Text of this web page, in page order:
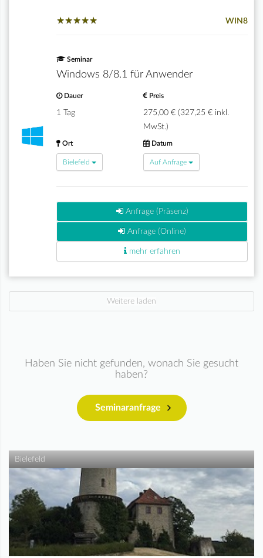
★★★★★
★★★★★ WIN8
Seminar
Windows 8/8.1 für Anwender
Dauer
1 Tag
Preis
275,00 € (327,25 € inkl.
MwSt.)
Ort
Bielefeld
Datum
Auf Anfrage
Anfrage (Präsenz)
Anfrage (Online)
mehr erfahren
Weitere laden
Haben Sie nicht gefunden, wonach Sie gesucht
haben?
Seminaranfrage
Bielefeld